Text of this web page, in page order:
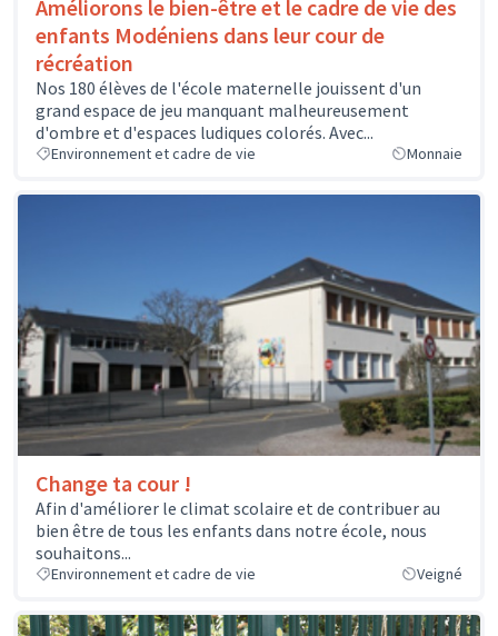
Améliorons le bien-être et le cadre de vie des
enfants Modéniens dans leur cour de
récréation
Nos 180 élèves de l'école maternelle jouissent d'un
grand espace de jeu manquant malheureusement
d'ombre et d'espaces ludiques colorés. Avec...
Environnement et cadre de vie Monnaie
Change ta cour !
Afin d'améliorer le climat scolaire et de contribuer au
bien être de tous les enfants dans notre école, nous
souhaitons...
Environnement et cadre de vie Veigné